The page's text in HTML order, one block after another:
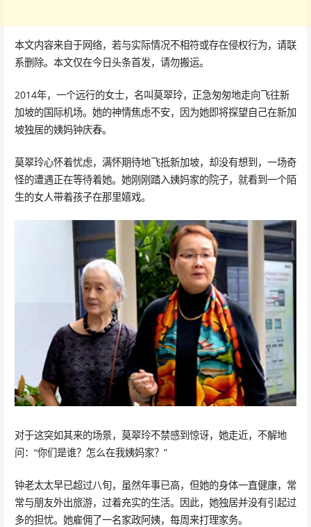
本文内容来自于网络，若与实际情况不相符或存在侵权行为，请联
系删除。本文仅在今日头条首发，请勿搬运。
2014年，一个远行的女士，名叫莫翠玲，正急匆匆地走向飞往新
加坡的国际机场。她的神情焦虑不安，因为她即将探望自己在新加
坡独居的姨妈钟庆春。
莫翠玲心怀着忧虑，满怀期待地飞抵新加坡，却没有想到，一场奇
怪的遭遇正在等待着她。她刚刚踏入姨妈家的院子，就看到一个陌
生的女人带着孩子在那里嬉戏。
对于这突如其来的场景，莫翠玲不禁感到惊讶，她走近，不解地
问：“你们是谁？怎么在我姨妈家？”
钟老太太早已超过八旬，虽然年事已高，但她的身体一直健康，常
常与朋友外出旅游，过着充实的生活。因此，她独居并没有引起过
多的担忧。她雇佣了一名家政阿姨，每周来打理家务。